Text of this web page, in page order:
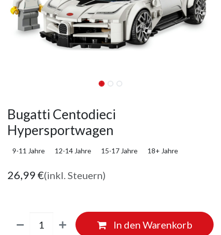
Bugatti Centodieci
Hypersportwagen
9-11 Jahre 12-14 Jahre 15-17 Jahre 18+ Jahre
26,99€(inkl. Steuern)
In den Warenkorb